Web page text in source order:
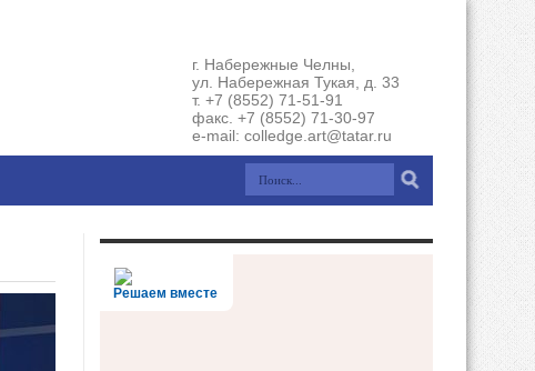
г. Набережные Челны,
ул. Набережная Тукая, д. 33
т. +7 (8552) 71-51-91
факс. +7 (8552) 71-30-97
e-mail: colledge.art@tatar.ru
Решаем вместе